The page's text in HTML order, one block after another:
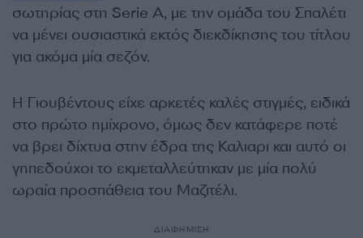
σωτηρίας στη Serie A, με την ομάδα του Σπαλέτι
να μένει ουσιαστικά εκτός διεκδίκησης του τίτλου
για ακόμα μία σεζόν.
Η Γιουβέντους είχε αρκετές καλές στιγμές, ειδικά
στο πρώτο ημίχρονο, όμως δεν κατάφερε ποτέ
να βρει δίχτυα στην έδρα της Καλιαρι και αυτό οι
γηπεδούχοι το εκμεταλλεύτηκαν με μία πολύ
ωραία προσπάθεια του Μαζιτέλι.
ΔΙΑΦΗΜΙΣΗ